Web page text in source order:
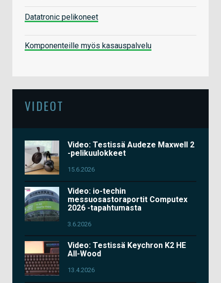
Datatronic pelikoneet
Komponenteille myös kasauspalvelu
VIDEOT
Video: Testissä Audeze Maxwell 2
-pelikuulokkeet
15.6.2026
Video: io-techin
messuosastoraportit Computex
2026 -tapahtumasta
3.6.2026
Video: Testissä Keychron K2 HE
All-Wood
13.4.2026